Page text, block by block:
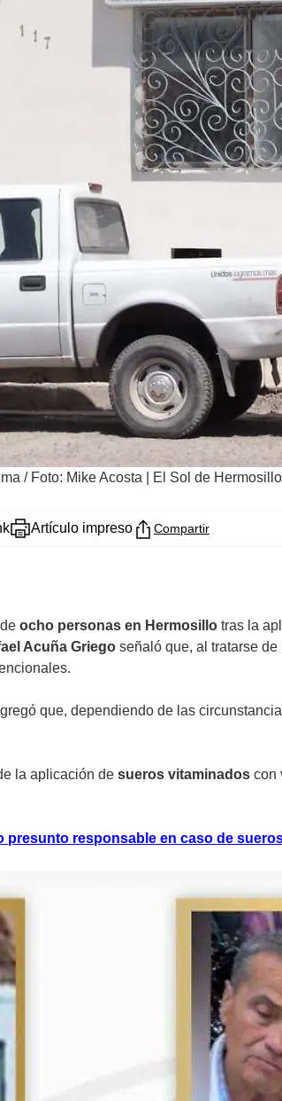
/ Foto: Mike Acosta | El Sol de Hermosillo
Artículo impreso Compartir
ocho personas en Hermosillo tras la
Acuña Griego señaló que, al tratarse de
que, dependiendo de las
la aplicación de sueros vitaminados con
presunto responsable en caso de